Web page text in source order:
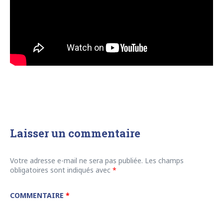
Laisser un commentaire
Votre adresse e-mail ne sera pas publiée. Les champs
obligatoires sont indiqués avec *
COMMENTAIRE *